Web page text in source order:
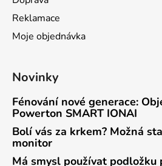
Reklamace
Moje objednávka
Novinky
Fénování nové generace:
Powerton SMART IONAI
Bolí vás za krkem? Možná
monitor
Má smysl používat podložku